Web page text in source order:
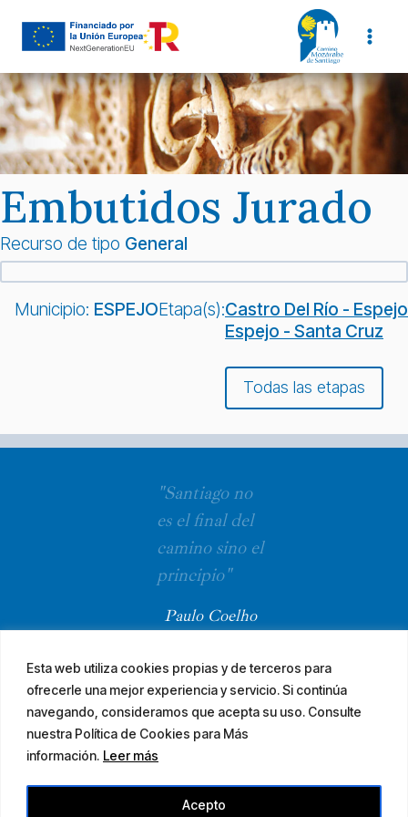
Esta web utiliza cookies propias y de terceros para
ofrecerle una mejor experiencia y servicio. Si continúa
navegando, consideramos que acepta su uso. Consulte
nuestra Política de Cookies para Más
información. Leer más
Acepto
Embutidos Jurado
Recurso de tipo General
Municipio: ESPEJOEtapa(s):Castro Del Río - Espejo
Espejo - Santa Cruz
Todas las etapas
"Santiago no
es el final del
camino sino el
principio"
Paulo Coelho
© 2026 El Camino Mozárabe de Santiago · diseña